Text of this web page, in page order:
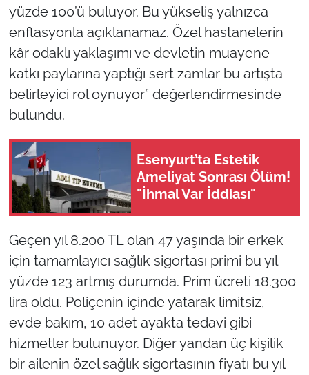
yüzde 100’ü buluyor. Bu yükseliş yalnızca
enflasyonla açıklanamaz. Özel hastanelerin
kâr odaklı yaklaşımı ve devletin muayene
katkı paylarına yaptığı sert zamlar bu artışta
belirleyici rol oynuyor” değerlendirmesinde
bulundu.
Esenyurt’ta Estetik
Ameliyat Sonrası Ölüm!
"İhmal Var İddiası"
Geçen yıl 8.200 TL olan 47 yaşında bir erkek
için tamamlayıcı sağlık sigortası primi bu yıl
yüzde 123 artmış durumda. Prim ücreti 18.300
lira oldu. Poliçenin içinde yatarak limitsiz,
evde bakım, 10 adet ayakta tedavi gibi
hizmetler bulunuyor. Diğer yandan üç kişilik
bir ailenin özel sağlık sigortasının fiyatı bu yıl